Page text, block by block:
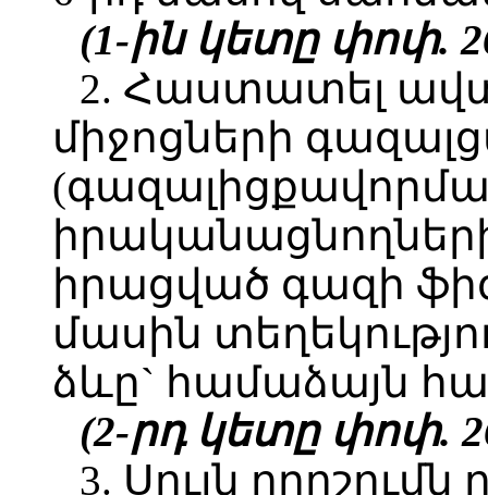
(1-ին կետը փոփ.
2. Հաստատել
միջոցների
իրացված գազի
մասին
ձևը` համաձայն
(2-րդ կետը փոփ.
3. Սույն որոշումն